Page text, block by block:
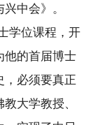
中会》。
学位课程，开
他的首届博士
，必须要真正
大学教授、